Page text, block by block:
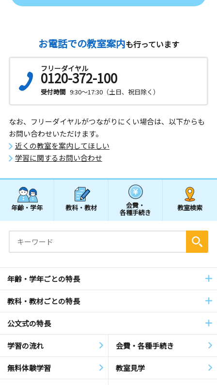
お電話での教室案内も行っています
フリーダイヤル
0120-372-100
受付時間 9:30～17:30（土日、祝日除く）
なお、フリーダイヤルがつながりにくい場合は、以下からも
お問い合わせいただけます。
近くの教室を案内してほしい
学習に関するお問い合わせ
年齢・学年 教科・教材 会費・
各種手続き
教室検索
年齢・学年ごとの特長
教科・教材ごとの特長
公文式の特長
学習の流れ 会費・各種手続き
無料体験学習 教室見学